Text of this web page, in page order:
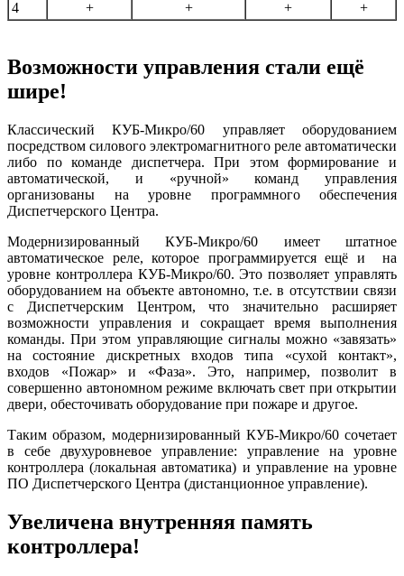
4
+ + + +
Возможности управления стали ещё
шире!
Классический КУБ-Микро/60 управляет оборудованием
посредством силового электромагнитного реле автоматически
либо по команде диспетчера. При этом формирование и
автоматической, и «ручной» команд управления
организованы на уровне программного обеспечения
Диспетчерского Центра.
Модернизированный КУБ-Микро/60 имеет штатное
автоматическое реле, которое программируется ещё и на
уровне контроллера КУБ-Микро/60. Это позволяет управлять
оборудованием на объекте автономно, т.е. в отсутствии связи
с Диспетчерским Центром, что значительно расширяет
возможности управления и сокращает время выполнения
команды. При этом управляющие сигналы можно «завязать»
на состояние дискретных входов типа «сухой контакт»,
входов «Пожар» и «Фаза». Это, например, позволит в
совершенно автономном режиме включать свет при открытии
двери, обесточивать оборудование при пожаре и другое.
Таким образом, модернизированный КУБ-Микро/60 сочетает
в себе двухуровневое управление: управление на уровне
контроллера (локальная автоматика) и управление на уровне
ПО Диспетчерского Центра (дистанционное управление).
Увеличена внутренняя память
контроллера!